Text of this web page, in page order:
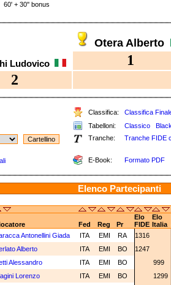
+ 30'' bonus
Otera Alberto
Ludovico 1
2
Classifica: Classifica
Tabelloni: Classico
Tranche: Tranche FIDE
E-Book: Formato PDF
Elenco Partecipanti
Elo Elo
Fed Reg Pr FIDE Italia
Antonellini Giada ITA EMI RA 1316
Alberto ITA EMI BO 1247
Alessandro ITA EMI BO 999
Lorenzo ITA EMI BO 1299